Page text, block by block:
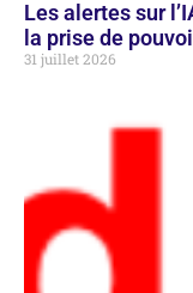
Les alertes sur
la prise de
31 juillet 2026